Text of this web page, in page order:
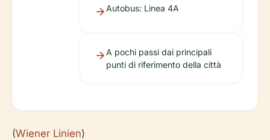
Autobus: Linea 4A
A pochi passi dai principali
punti di riferimento della città
(Wiener Linien)